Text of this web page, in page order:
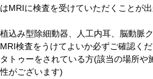
MRIに検査を受けていただくことが
込み型除細動器、人工内耳、脳動脈
検査をうけてよいか必ずご確認くだ
トゥーをされている方(該当の場所や
がございます)